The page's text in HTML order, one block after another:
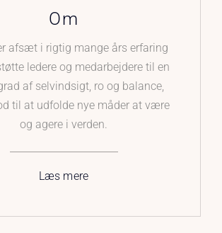
Om
afsæt i rigtig mange års erfaring
ledere og medarbejdere til en
af selvindsigt, ro og balance,
til at udfolde nye måder at være
og agere i verden.
Læs mere